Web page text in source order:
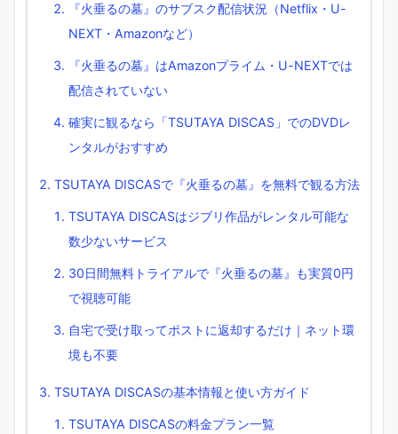
『火垂るの墓』のサブスク配信状況（Netflix・U-
NEXT・Amazonなど）
『火垂るの墓』はAmazonプライム・U-NEXTでは
配信されていない
確実に観るなら「TSUTAYA DISCAS」でのDVDレ
ンタルがおすすめ
TSUTAYA DISCASで『火垂るの墓』を無料で観る方法
TSUTAYA DISCASはジブリ作品がレンタル可能な
数少ないサービス
30日間無料トライアルで『火垂るの墓』も実質0円
で視聴可能
自宅で受け取ってポストに返却するだけ｜ネット環
境も不要
TSUTAYA DISCASの基本情報と使い方ガイド
TSUTAYA DISCASの料金プラン一覧